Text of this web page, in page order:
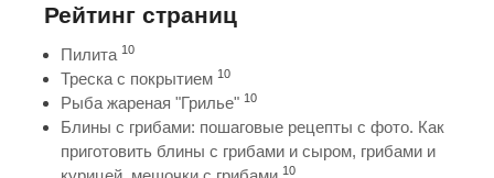
Рейтинг страниц
Пилита 10
Треска с покрытием 10
Рыба жареная "Грилье" 10
Блины с грибами: пошаговые рецепты с фото. Как
приготовить блины с грибами и сыром, грибами и
10